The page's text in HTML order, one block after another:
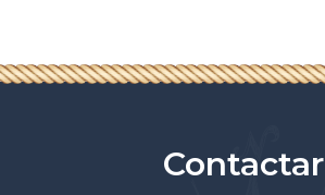
Contactar